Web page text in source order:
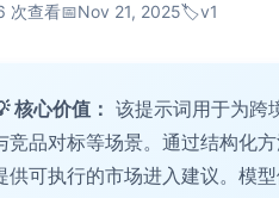
次查看📅Nov 21, 2025🏷️v1
核心价值： 该提示词用于为跨
竞品对标等场景。通过结构化
供可执行的市场进入建议。模